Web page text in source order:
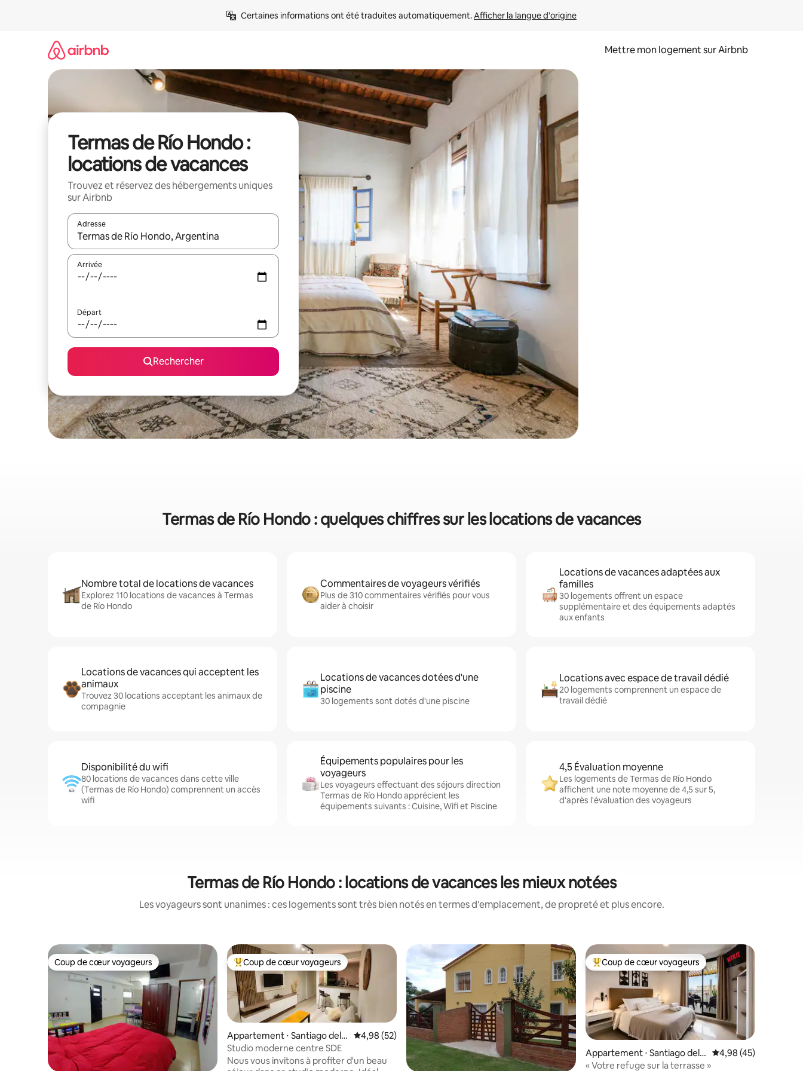
Certaines informations ont été traduites automatiquement. Afficher la langue d'origine
Mettre mon logement sur Airbnb
Termas de Río Hondo :
locations de vacances
Trouvez et réservez des hébergements uniques
sur Airbnb
Adresse
Lorsque les résultats s'affichent, utilisez les flèches vers le haut et vers le bas pour les parcourir ou en appuyant et en faisant glisser.
Arrivée
Départ
Rechercher
Termas de Río Hondo : quelques chiffres sur les locations de vacances
Nombre total de locations de vacances
Explorez 110 locations de vacances à Termas
de Río Hondo
Commentaires de voyageurs vérifiés
Plus de 310 commentaires vérifiés pour vous
aider à choisir
Locations de vacances adaptées aux
familles
30 logements offrent un espace
supplémentaire et des équipements adaptés
aux enfants
Locations de vacances qui acceptent les
animaux
Trouvez 30 locations acceptant les animaux de
compagnie
Locations de vacances dotées d'une
piscine
30 logements sont dotés d'une piscine
Locations avec espace de travail dédié
20 logements comprennent un espace de
travail dédié
Disponibilité du wifi
80 locations de vacances dans cette ville
(Termas de Río Hondo) comprennent un accès
wifi
Équipements populaires pour les
voyageurs
Les voyageurs effectuant des séjours direction
Termas de Río Hondo apprécient les
équipements suivants : Cuisine, Wifi et Piscine
4,5 Évaluation moyenne
Les logements de Termas de Río Hondo
affichent une note moyenne de 4,5 sur 5,
d'après l'évaluation des voyageurs
Termas de Río Hondo : locations de vacances les mieux notées
Les voyageurs sont unanimes : ces logements sont très bien notés en termes d'emplacement, de propreté et plus encore.
Coup de cœur voyageurs
Coup de cœur voyageurs Coups de cœur voyageurs les plus appréciés
Coup de cœur voyageurs
Appartement ⋅ Santiago del E
stero
Évaluation moyenne sur la base de 52 commentaires : 4,98 sur 5
4,98 (52)
Studio moderne centre SDE
Nous vous invitons à profiter d'un beau
Coups de cœur voyageurs les plus appréciés
Coup de cœur voyageurs
Appartement ⋅ Santiago del E
stero
Évaluation moyenne
4,98 (45)
« Votre refuge sur la terrasse »